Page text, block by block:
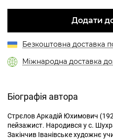
Додати
Безкоштовна доставка
Міжнародна доставка
Біографія автора
Стрєлов Аркадій Юхимович
пейзажист. Народився у с.
Закінчив Іванівське художнє